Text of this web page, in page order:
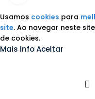
Usamos cookies para
site. Ao navegar neste
de cookies.
Mais InfoAceitar